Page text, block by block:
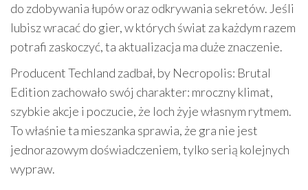
do zdobywania łupów oraz odkrywania sekretów. Jeśli
lubisz wracać do gier, w których świat za każdym razem
potrafi zaskoczyć, ta aktualizacja ma duże znaczenie.
Producent Techland zadbał, by Necropolis: Brutal
Edition zachowało swój charakter: mroczny klimat,
szybkie akcje i poczucie, że loch żyje własnym rytmem.
To właśnie ta mieszanka sprawia, że gra nie jest
jednorazowym doświadczeniem, tylko serią kolejnych
wypraw.